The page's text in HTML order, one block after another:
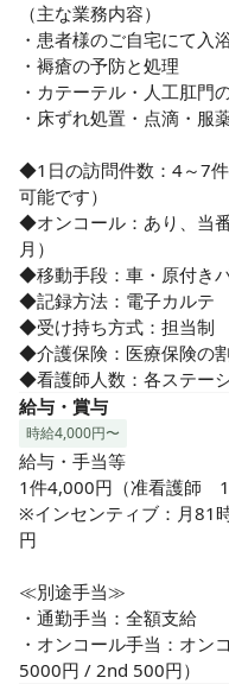
（主な業務内容）
・患者様のご自宅にて入
・褥瘡の予防と処理
・カテーテル・人工肛門
・床ずれ処置・点滴・服
◆1日の訪問件数：4～7
可能です）
◆オンコール：あり、当
月）
◆移動手段：車・原付き
◆記録方法：電子カルテ
◆受け持ち方式：担当制
◆介護保険：医療保険の
◆看護師人数：各ステー
給与・賞与
時給4,000円〜
給与・手当等
1件4,000円（准看護師　
※インセンティブ：月81
円
≪別途手当≫
・通勤手当：全額支給
・オンコール手当：オン
5000円 / 2nd 500円）